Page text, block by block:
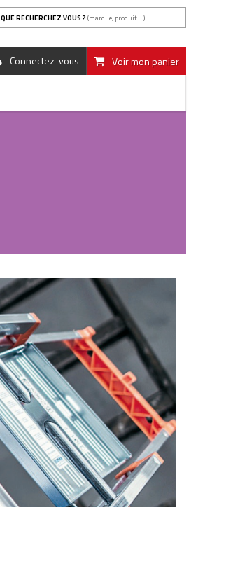
QUE RECHERCHEZ VOUS ? (marque, produit...)
Voir mon panier
Connectez-vous